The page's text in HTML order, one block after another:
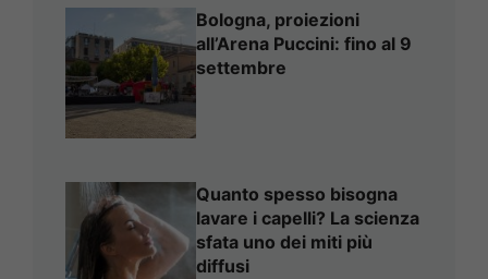
Bologna, proiezioni
all’Arena Puccini: fino al 9
settembre
Quanto spesso bisogna
lavare i capelli? La scienza
sfata uno dei miti più
diffusi